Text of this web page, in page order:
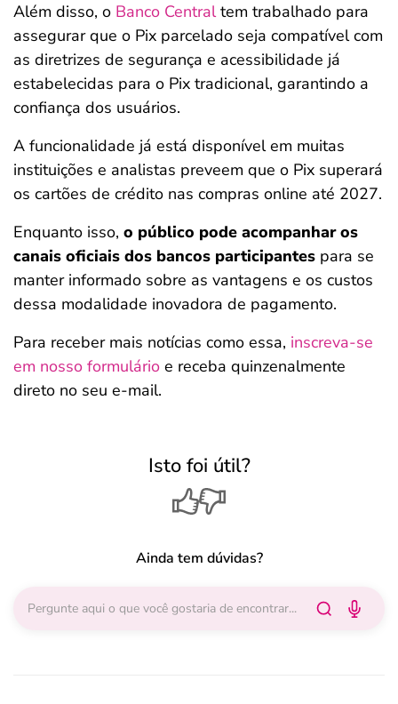
Além disso, o Banco Centraltem trabalhado para
assegurar que o Pix parcelado seja compatível com
as diretrizes de segurança e acessibilidade já
estabelecidas para o Pix tradicional, garantindo a
confiança dos usuários.
A funcionalidade já está disponível em muitas
instituições e analistas preveem que o Pix superará
os cartões de crédito nas compras online até 2027.
Enquanto isso, o público pode acompanhar os
canais oficiais dos bancos participantes para se
manter informado sobre as vantagens e os custos
dessa modalidade inovadora de pagamento.
Para receber mais notícias como essa, inscreva-se
em nosso formulário e receba quinzenalmente
direto no seu e-mail.
Isto foi útil?
Ainda tem dúvidas?